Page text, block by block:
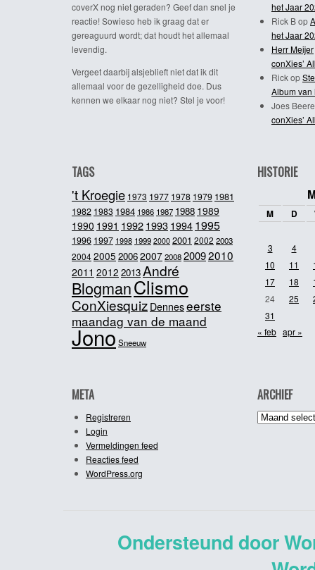
coverX nog niet geraden? Geef dan snel je
reactie! Sowieso heb ik graag dat er
gereaguurd wordt; dat houdt het allemaal
levendig.
Vergeet daarbij alsjeblieft niet dat ik dit
allemaal voor de gezelligheid doe. Dus
kennen we elkaar nog niet? Stel je voor!
het Jaar
Rick Bop
het Jaar
Herr Meijer
conXies’
Rickop
Album van
Joes
conXies’
TAGS
't Kroegie 1973 1977 1978 1979 1981
1982 1983 1984 1986 1987 1988 1989
1990 1991 19921993 1994 1995
1996 1997 1998 1999 2000 2001 2002 2003
20042005 20062007200820092010
2011 2012 2013André
BlogmanClismo
ConXiesquiz Denneseerste
maandag van de maand
JonoSneeuw
HISTORIE
M D
3
4
10
11
17
18
24
25
31
« feb apr »
META
Registreren
Login
Vermeldingen feed
Reacties feed
WordPress.org
ARCHIEF
Archief
Ondersteund door